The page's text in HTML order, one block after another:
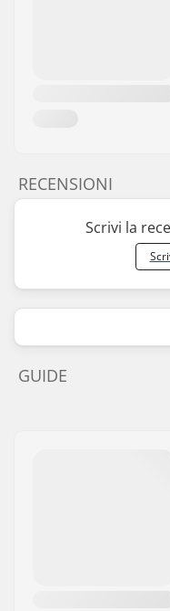
RECENSIONI
Scrivi la
GUIDE